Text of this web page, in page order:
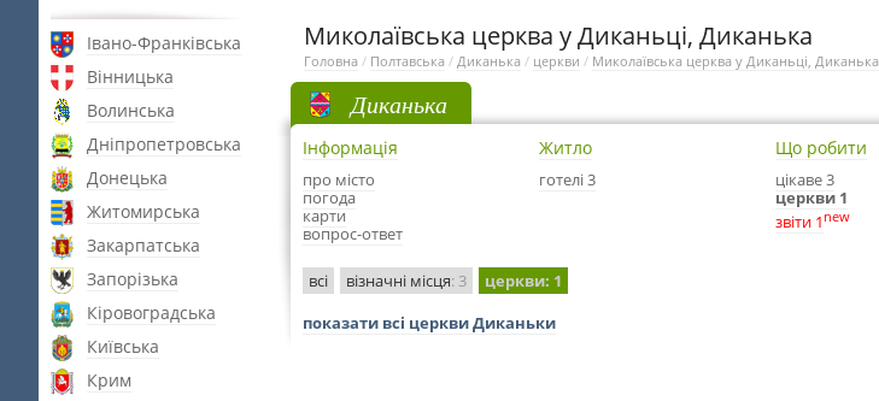
Івано-Франківська
Вінницька
Волинська
Дніпропетровська
Донецька
Житомирська
Закарпатська
Запорізька
Кіровоградська
Київська
Крим
Миколаївська церква у Диканьці, Диканька
Головна / Полтавська / Диканька / церкви / Миколаївська церква у Диканьці, Диканька
Диканька
Інформація
про місто
погода
карти
вопрос-ответ
Житло
готелі 3
Що робити
цікаве 3
церкви 1
звіти 1 new
всі візначні місця: 3 церкви: 1
показати всі церкви Диканьки